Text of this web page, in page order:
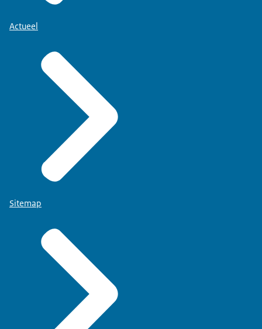
Actueel
Sitemap